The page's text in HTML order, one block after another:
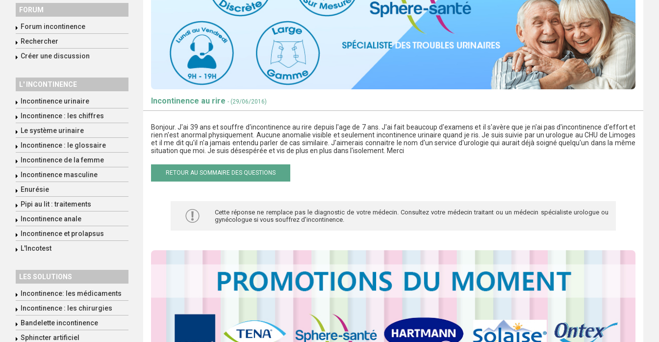
FORUM
Forum incontinence
Rechercher
Créer une discussion
L' INCONTINENCE
Incontinence urinaire
Incontinence : les chiffres
Le système urinaire
Incontinence : le glossaire
Incontinence de la femme
Incontinence masculine
Enurésie
Pipi au lit : traitements
Incontinence anale
Incontinence et prolapsus
L'Incotest
LES SOLUTIONS
Incontinence: les médicaments
Incontinence : les chirurgies
Bandelette incontinence
Sphincter artificiel
Incontinence au rire - (29/06/2016)
Bonjour. J'ai 39 ans et souffre d'incontinence au rire depuis l'age de 7 ans. J'ai fait beaucoup d'examens et il s'avère que je n'ai pas d'incontinence d'effort et
rien n'est anormal physiquement. Aucune anomalie visible et seulement incontinence urinaire quand je ris. Je suis suivie par un urologue au CHU de Limoges
et il me dit qu'il n'a jamais entendu parler de cas similaire. J'aimerais connaitre le nom d'un service d'urologie qui aurait déjà soigné quelqu'un dans la même
situation que moi. Je suis désespérée et vis de plus en plus dans l'isolement. Merci
RETOUR AU SOMMAIRE DES QUESTIONS
Cette réponse ne remplace pas le diagnostic de votre médecin. Consultez votre médecin traitant ou un médecin spécialiste urologue ou
gynécologue si vous souffrez d'incontinence.